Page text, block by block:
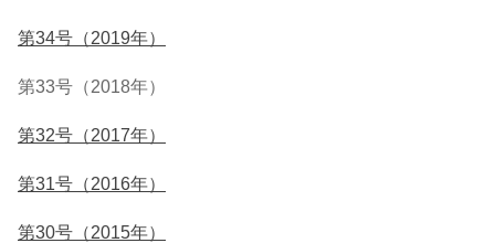
第34号（2019年）
第33号（2018年）
第32号（2017年）
第31号（2016年）
第30号（2015年）